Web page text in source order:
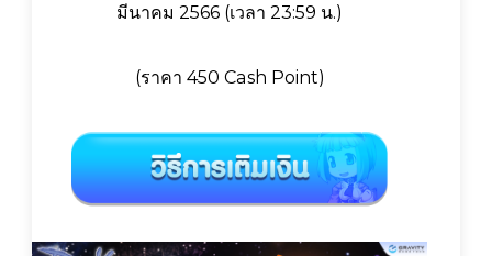
มีนาคม 2566 (เวลา 23:59 น.)
(ราคา 450 Cash Point)